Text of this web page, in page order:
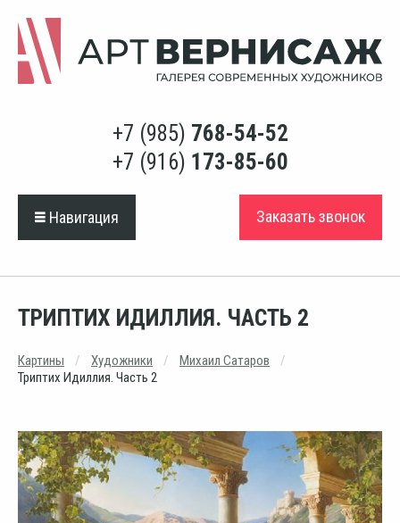
+7 (985) 768-54-52
+7 (916) 173-85-60
Навигация Заказать звонок
ТРИПТИХ ИДИЛЛИЯ. ЧАСТЬ 2
Картины Художники
Михаил Сатаров
Триптих Идиллия. Часть 2